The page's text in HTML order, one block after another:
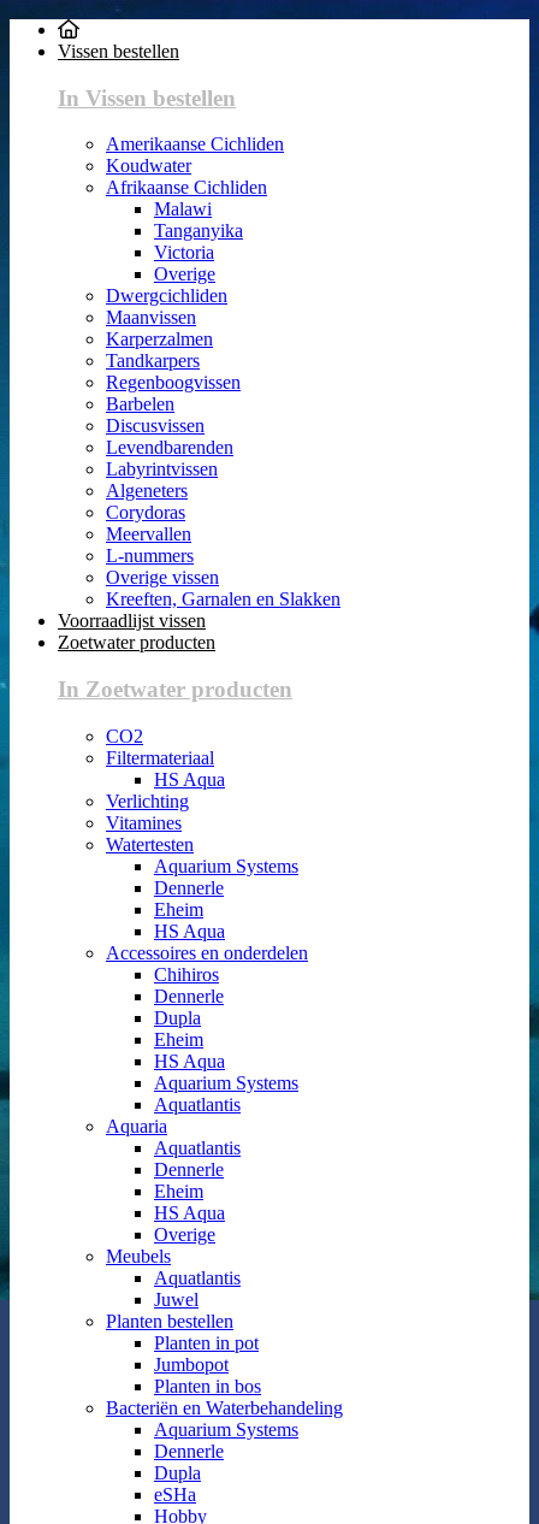
Vissen bestellen
In Vissen bestellen
Amerikaanse Cichliden
Koudwater
Afrikaanse Cichliden
Malawi
Tanganyika
Victoria
Overige
Dwergcichliden
Maanvissen
Karperzalmen
Tandkarpers
Regenboogvissen
Barbelen
Discusvissen
Levendbarenden
Labyrintvissen
Algeneters
Corydoras
Meervallen
L-nummers
Overige vissen
Kreeften, Garnalen en Slakken
Voorraadlijst vissen
Zoetwater producten
In Zoetwater producten
CO2
Filtermateriaal
HS Aqua
Verlichting
Vitamines
Watertesten
Aquarium Systems
Dennerle
Eheim
HS Aqua
Accessoires en onderdelen
Chihiros
Dennerle
Dupla
Eheim
HS Aqua
Aquarium Systems
Aquatlantis
Aquaria
Aquatlantis
Dennerle
Eheim
HS Aqua
Overige
Meubels
Aquatlantis
Juwel
Planten bestellen
Planten in pot
Jumbopot
Planten in bos
Bacteriën en Waterbehandeling
Aquarium Systems
Dennerle
Dupla
eSHa
Hobby